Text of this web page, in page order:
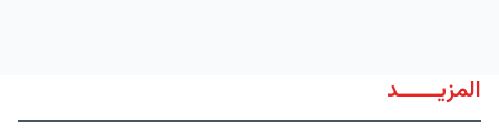
المزيــــــد